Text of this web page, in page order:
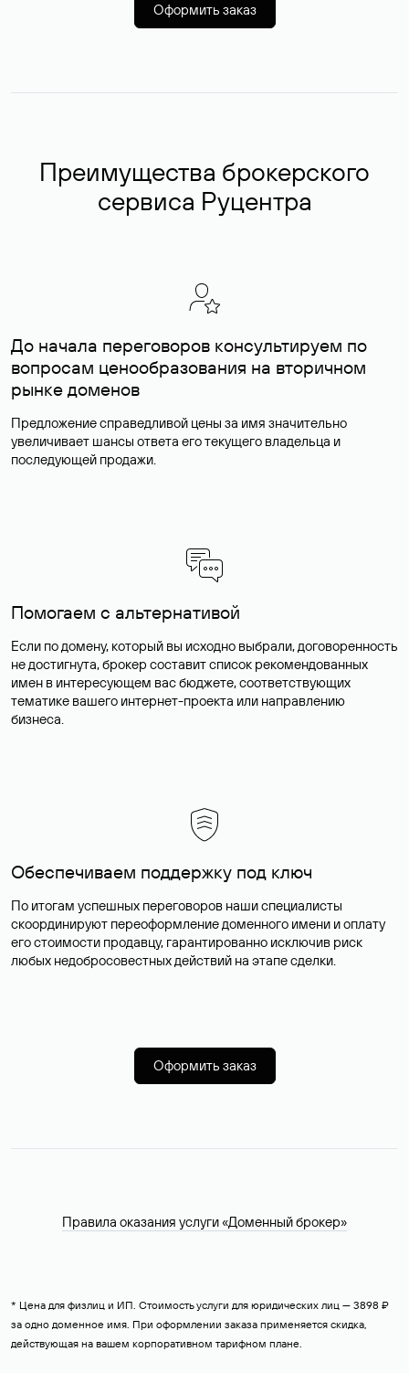
Оформить заказ
Преимущества брокерского
сервиса Руцентра
До начала переговоров консультируем по
вопросам ценообразования на вторичном
рынке доменов
Предложение справедливой цены за имя значительно
увеличивает шансы ответа его текущего владельца и
последующей продажи.
Помогаем с альтернативой
Если по домену, который вы исходно выбрали, договоренность
не достигнута, брокер составит список рекомендованных
имен в интересующем вас бюджете, соответствующих
тематике вашего интернет-проекта или направлению
бизнеса.
Обеспечиваем поддержку под ключ
По итогам успешных переговоров наши специалисты
скоординируют переоформление доменного имени и оплату
его стоимости продавцу, гарантированно исключив риск
любых недобросовестных действий на этапе сделки.
Оформить заказ
Правила оказания услуги «Доменный брокер»
* Цена для физлиц и ИП. Стоимость услуги для юридических лиц — 3898 ₽
за одно доменное имя. При оформлении заказа применяется скидка,
действующая на вашем корпоративном тарифном плане.